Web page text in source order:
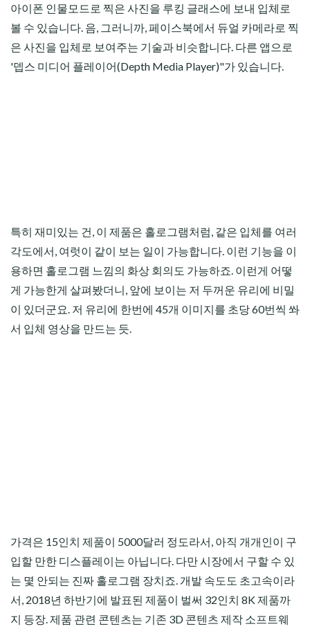
아이폰 인물모드로 찍은 사진을 루킹 글래스에 보내 입체로
볼 수 있습니다. 음, 그러니까, 페이스북에서 듀얼 카메라로 찍
은 사진을 입체로 보여주는 기술과 비슷합니다. 다른 앱으로
'뎁스 미디어 플레이어(Depth Media Player)"가 있습니다.
특히 재미있는 건, 이 제품은 홀로그램처럼, 같은 입체를 여러
각도에서, 여럿이 같이 보는 일이 가능합니다. 이런 기능을 이
용하면 홀로그램 느낌의 화상 회의도 가능하죠. 이런게 어떻
게 가능한게 살펴봤더니, 앞에 보이는 저 두꺼운 유리에 비밀
이 있더군요. 저 유리에 한번에 45개 이미지를 초당 60번씩 쏴
서 입체 영상을 만드는 듯.
가격은 15인치 제품이 5000달러 정도라서, 아직 개개인이 구
입할 만한 디스플레이는 아닙니다. 다만 시장에서 구할 수 있
는 몇 안되는 진짜 홀로그램 장치죠. 개발 속도도 초고속이라
서, 2018년 하반기에 발표된 제품이 벌써 32인치 8K 제품까
지 등장. 제품 관련 콘텐츠는 기존 3D 콘텐츠 제작 소프트웨